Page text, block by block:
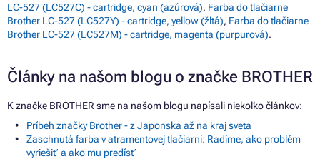
LC-527 (LC527C) - cartridge, cyan (azúrová), Farba do tlačiarne
Brother LC-527 (LC527Y) - cartridge, yellow (žltá), Farba do tlačiarne
Brother LC-527 (LC527M) - cartridge, magenta (purpurová).
Články na našom blogu o značke BROTHER
K značke BROTHER sme na našom blogu napísali niekoľko článkov:
Príbeh značky Brother - z Japonska až na kraj sveta
Zaschnutá farba v atramentovej tlačiarni: Radíme, ako problém
vyriešiť a ako mu predísť